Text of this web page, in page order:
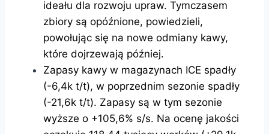
ideału dla rozwoju upraw. Tymczasem
zbiory są opóźnione, powiedzieli,
powołując się na nowe odmiany kawy,
które dojrzewają później.
Zapasy kawy w magazynach ICE spadły
(-6,4k t/t), w poprzednim sezonie spadły
(-21,6k t/t). Zapasy są w tym sezonie
wyższe o +105,6% s/s. Na ocenę jakości